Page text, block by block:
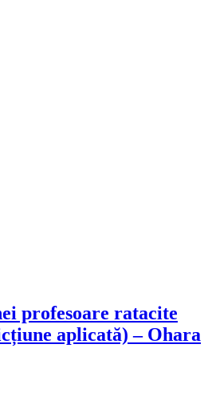
profesoare ratacite
aplicată) – Ohara